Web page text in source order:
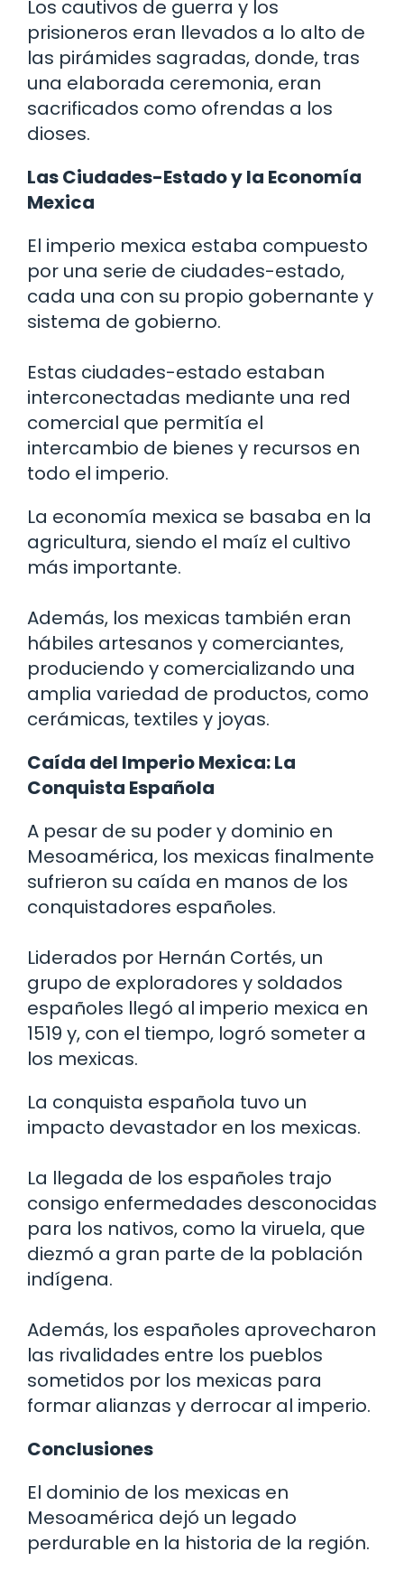
Los cautivos de guerra y los
prisioneros eran llevados a lo alto de
las pirámides sagradas, donde, tras
una elaborada ceremonia, eran
sacrificados como ofrendas a los
dioses.
Las Ciudades-Estado y la Economía
Mexica
El imperio mexica estaba compuesto
por una serie de ciudades-estado,
cada una con su propio gobernante y
sistema de gobierno.
Estas ciudades-estado estaban
interconectadas mediante una red
comercial que permitía el
intercambio de bienes y recursos en
todo el imperio.
La economía mexica se basaba en la
agricultura, siendo el maíz el cultivo
más importante.
Además, los mexicas también eran
hábiles artesanos y comerciantes,
produciendo y comercializando una
amplia variedad de productos, como
cerámicas, textiles y joyas.
Caída del Imperio Mexica: La
Conquista Española
A pesar de su poder y dominio en
Mesoamérica, los mexicas finalmente
sufrieron su caída en manos de los
conquistadores españoles.
Liderados por Hernán Cortés, un
grupo de exploradores y soldados
españoles llegó al imperio mexica en
1519 y, con el tiempo, logró someter a
los mexicas.
La conquista española tuvo un
impacto devastador en los mexicas.
La llegada de los españoles trajo
consigo enfermedades desconocidas
para los nativos, como la viruela, que
diezmó a gran parte de la población
indígena.
Además, los españoles aprovecharon
las rivalidades entre los pueblos
sometidos por los mexicas para
formar alianzas y derrocar al imperio.
Conclusiones
El dominio de los mexicas en
Mesoamérica dejó un legado
perdurable en la historia de la región.